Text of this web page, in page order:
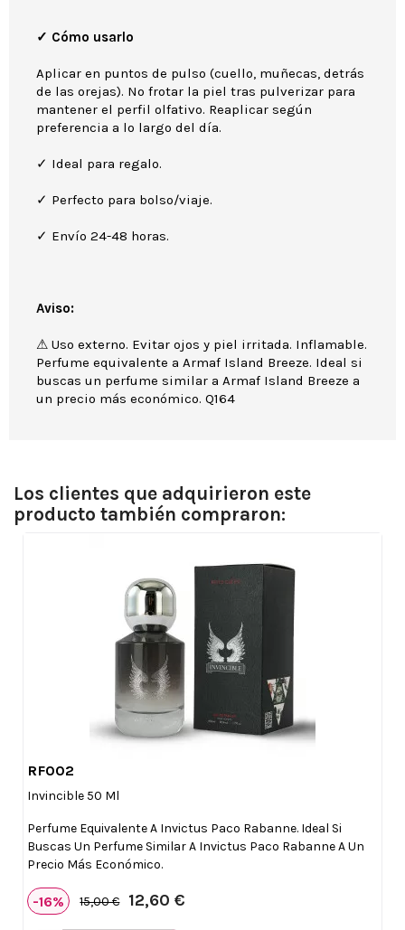
✓ Cómo usarlo
Aplicar en puntos de pulso (cuello, muñecas, detrás
de las orejas). No frotar la piel tras pulverizar para
mantener el perfil olfativo. Reaplicar según
preferencia a lo largo del día.
✓ Ideal para regalo.
✓ Perfecto para bolso/viaje.
✓ Envío 24-48 horas.
Aviso:
⚠ Uso externo. Evitar ojos y piel irritada. Inflamable.
Perfume equivalente a Armaf Island Breeze. Ideal si
buscas un perfume similar a Armaf Island Breeze a
un precio más económico. Q164
Los clientes que adquirieron este
producto también compraron:
RF002
Invincible 50 Ml
Perfume Equivalente A Invictus Paco Rabanne. Ideal Si
Buscas Un Perfume Similar A Invictus Paco Rabanne A Un
Precio Más Económico.
-16% 15,00 € 12,60 €